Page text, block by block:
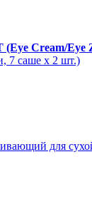
Cream/Eye
7 саше х 2 шт.)
для